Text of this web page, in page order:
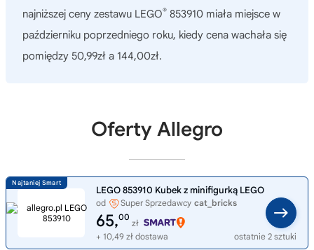
najniższej ceny zestawu LEGO® 853910 miała miejsce w
październiku poprzedniego roku, kiedy cena wachała się
pomiędzy 50,99zł a 144,00zł.
Oferty Allegro
LEGO 853910 Kubek z minifigurką LEGO
od Super Sprzedawcy cat_bricks
65,00
zł
+ 10,49 zł dostawa
ostatnie 2 sztuki